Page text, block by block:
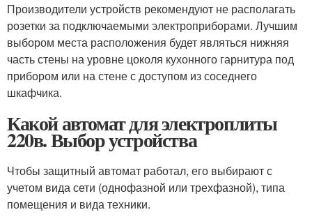
Производители устройств рекомендуют не располагать
розетки за подключаемыми электроприборами. Лучшим
выбором места расположения будет являться нижняя
часть стены на уровне цоколя кухонного гарнитура под
прибором или на стене с доступом из соседнего
шкафчика.
Какой автомат для электроплиты
220в. Выбор устройства
Чтобы защитный автомат работал, его выбирают с
учетом вида сети (однофазной или трехфазной), типа
помещения и вида техники.